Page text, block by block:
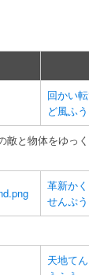
回かい
ど風ふう
敵と物体をゆっ
革新か
せんぷう
天地て